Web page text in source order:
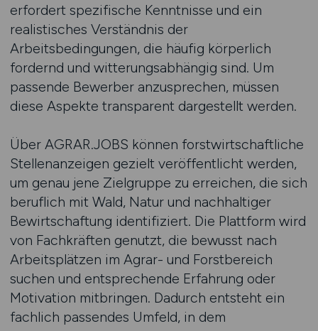
erfordert spezifische Kenntnisse und ein
realistisches Verständnis der
Arbeitsbedingungen, die häufig körperlich
fordernd und witterungsabhängig sind. Um
passende Bewerber anzusprechen, müssen
diese Aspekte transparent dargestellt werden.
Über AGRAR.JOBS können forstwirtschaftliche
Stellenanzeigen gezielt veröffentlicht werden,
um genau jene Zielgruppe zu erreichen, die sich
beruflich mit Wald, Natur und nachhaltiger
Bewirtschaftung identifiziert. Die Plattform wird
von Fachkräften genutzt, die bewusst nach
Arbeitsplätzen im Agrar- und Forstbereich
suchen und entsprechende Erfahrung oder
Motivation mitbringen. Dadurch entsteht ein
fachlich passendes Umfeld, in dem